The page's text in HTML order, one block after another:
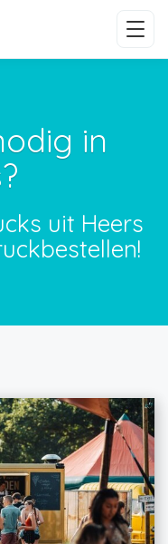
in
uit Heers